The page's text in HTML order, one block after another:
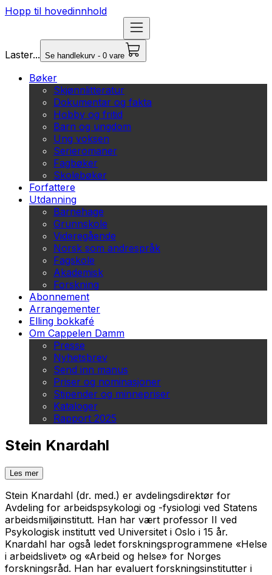
Hopp til hovedinnhold
Laster... Se handlekurv - 0 vare
Bøker
Skjønnlitteratur
Dokumentar og fakta
Hobby og fritid
Barn og ungdom
Ung voksen
Serieromaner
Fagbøker
Skolebøker
Forfattere
Utdanning
Barnehage
Grunnskole
Videregående
Norsk som andrespråk
Fagskole
Akademisk
Forskning
Abonnement
Arrangementer
Elling bokkafé
Om Cappelen Damm
Presse
Nyhetsbrev
Send inn manus
Priser og nominasjoner
Stipender og minnepriser
Kataloger
Rapport 2025
Stein Knardahl
Les mer
Stein Knardahl (dr. med.) er avdelingsdirektør for
Avdeling for arbeidspsykologi og -fysiologi ved Statens
arbeidsmiljøinstitutt. Han har vært professor II ved
Psykologisk institutt ved Universitet i Oslo i 15 år.
Knardahl har også ledet forskningsprogrammene «Helse
i arbeidslivet» og «Arbeid og helse» for Norges
forskningsråd. Han har evaluert forskningsinstitutter i